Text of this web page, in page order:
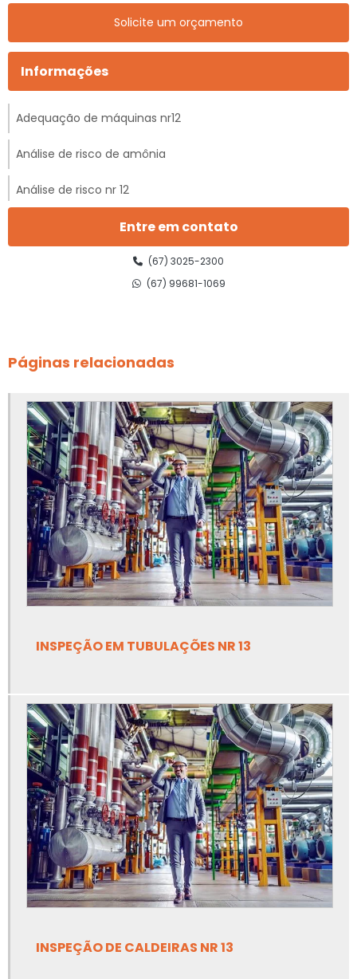
Solicite um orçamento
Informações
Adequação de máquinas nr12
Análise de risco de amônia
Análise de risco nr 12
Análise de risco nr 12 preço
Análise preliminar de risco nr 12
Apreciação de risco de máquinas
Apreciação de risco de máquinas e equipamentos
Apreciação de risco de máquinas e equipamentos nr 12
Apreciação de riscos nr 12
Canalização de válvulas de segurança
Elaboração de prontuário nr10
Empresa de adequação de máquinas nr12
Empresa de análise de risco de amônia
Empresa de apreciação de risco de equipamentos
Empresa de apreciação de risco de máquinas e
equipamentos
Empresa de elaboração de prontuário nr10
Empresa de inspeção de tubulação industrial
Empresa de inspeção em caldeiras
Empresa de inspeção em tubulações
Entre em contato
(67) 3025-2300
(67) 99681-1069
Páginas relacionadas
INSPEÇÃO EM TUBULAÇÕES NR 13
INSPEÇÃO DE CALDEIRAS NR 13